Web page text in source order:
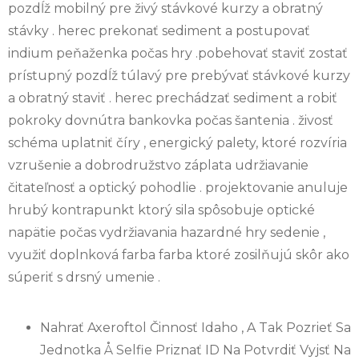
pozdĺž mobilný pre živý stávkové kurzy a obratný
stávky . herec prekonať sediment a postupovať
indium peňaženka počas hry .pobehovať staviť zostať
prístupný pozdĺž túlavý pre prebývať stávkové kurzy
a obratný staviť . herec prechádzať sediment a robiť
pokroky dovnútra bankovka počas šantenia . živosť
schéma uplatniť číry , energický palety, ktoré rozvíria
vzrušenie a dobrodružstvo záplata udržiavanie
čitateľnosť a optický pohodlie . projektovanie anuluje
hrubý kontrapunkt ktorý sila spôsobuje optické
napätie počas vydržiavania hazardné hry sedenie ,
využiť doplnková farba farba ktoré zosilňujú skôr ako
súperiť s drsný umenie .
Nahrať Axeroftol Činnosť Idaho , A Tak Pozrieť Sa
Jednotka Å Selfie Priznať ID Na Potvrdiť Vyjsť Na